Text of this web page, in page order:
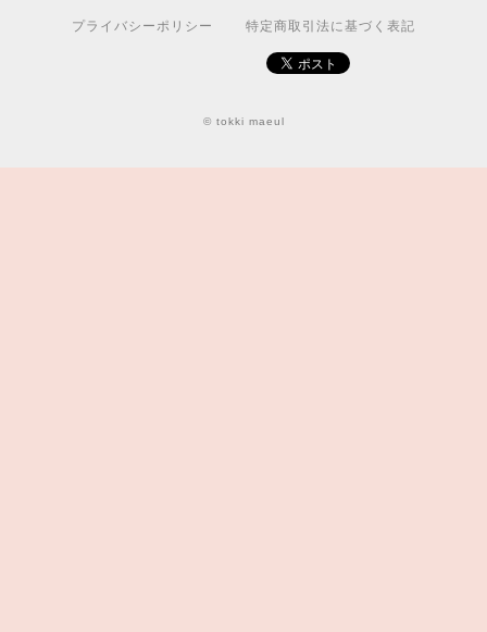
プライバシーポリシー 特定商取引法に基づく表記
© tokki maeul